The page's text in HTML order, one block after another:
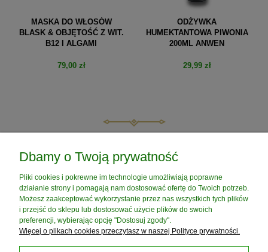
MASKA DO WŁOSÓW
BLASK & OBJĘTOŚĆ Z WIT.
B12 I ALGAMI
79,00 zł
do koszyka
ODŻYWKA
HUMEKTANTOWA PIWONIA
200ML ANWEN
29,99 zł
do koszyka
MOJE KONTO
PŁATNOŚCI I DOSTAWA
Dbamy o Twoją prywatność
Pliki cookies i pokrewne im technologie umożliwiają poprawne
działanie strony i pomagają nam dostosować ofertę do Twoich potrzeb.
Możesz zaakceptować wykorzystanie przez nas wszystkich tych plików
i przejść do sklepu lub dostosować użycie plików do swoich
preferencji, wybierając opcję "Dostosuj zgody".
Więcej o plikach cookies przeczytasz w naszej Polityce prywatności.